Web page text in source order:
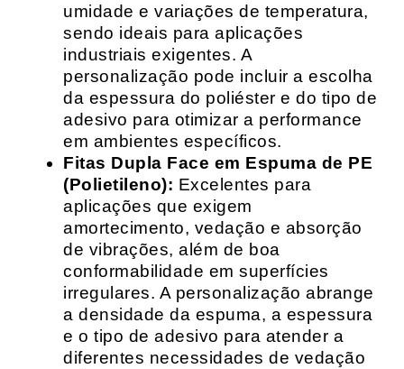
umidade e variações de temperatura,
sendo ideais para aplicações
industriais exigentes. A
personalização pode incluir a escolha
da espessura do poliéster e do tipo de
adesivo para otimizar a performance
em ambientes específicos.
Fitas Dupla Face em Espuma de PE
(Polietileno): Excelentes para
aplicações que exigem
amortecimento, vedação e absorção
de vibrações, além de boa
conformabilidade em superfícies
irregulares. A personalização abrange
a densidade da espuma, a espessura
e o tipo de adesivo para atender a
diferentes necessidades de vedação